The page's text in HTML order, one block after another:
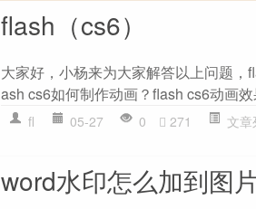
flash（cs6）
大家好，小杨来为大家解答以上问题
ash cs6如何制作动画？flash cs6动画
fl 05-27 0 271 文章
word水印怎么加到图